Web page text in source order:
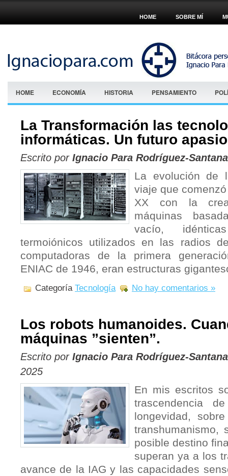
HOME SOBRE MÍ
HOME ECONOMÍA HISTORIA PENSAMIENTO
La Transformación las
informáticas. Un futuro
Escrito por Ignacio Para Rodríguez-Santana
La evolución de
viaje que
XX con la
máquinas
vacío,
termoiónicos utilizados en las radios
computadoras de la primera
ENIAC de 1946, eran estructuras
Categoría Tecnología No hay comentarios »
Los robots humanoides.
máquinas ”sienten”.
Escrito por Ignacio Para Rodríguez-Santana
2025
En mis escritos
trascendencia
longevidad,
transhumanismo,
posible destino
superan ya a los
avance de la IAG y las capacidades